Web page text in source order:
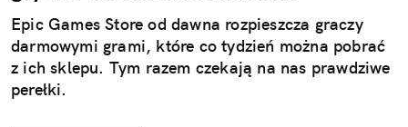
Epic Games Store od dawna rozpieszcza graczy
darmowymi grami, które co tydzień można pobrać
z ich sklepu. Tym razem czekają na nas prawdziwe
perełki.